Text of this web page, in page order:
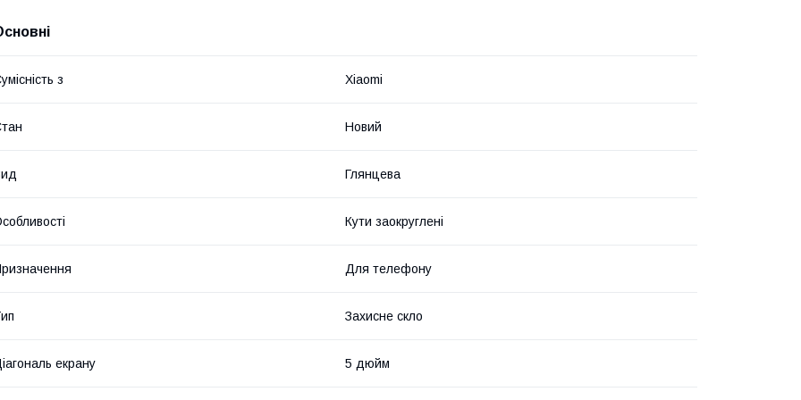
з Xiaomi
Новий
Глянцева
Кути заокруглені
Для телефону
Захисне скло
екрану 5 дюйм